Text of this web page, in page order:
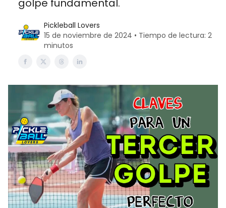
golpe fundamental.
Pickleball Lovers
15 de noviembre de 2024 • Tiempo de lectura: 2
minutos